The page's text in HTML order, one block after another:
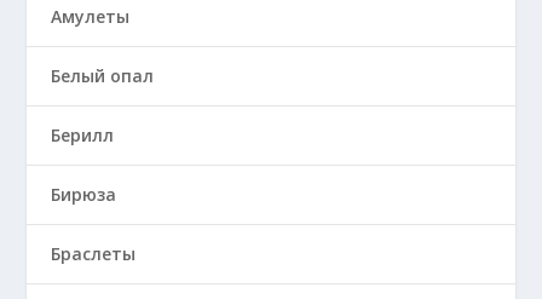
Амулеты
Белый опал
Берилл
Бирюза
Браслеты